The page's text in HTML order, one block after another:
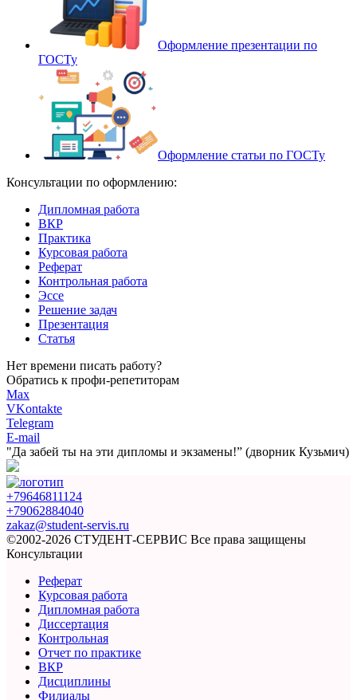
Оформление презентации по
ГОСТу
Оформление статьи по ГОСТу
Консультации по оформлению:
Дипломная работа
ВКР
Практика
Курсовая работа
Реферат
Контрольная работа
Эссе
Решение задач
Презентация
Статья
Нет времени писать работу?
Обратись к профи-репетиторам
Max
VKontakte
Telegram
E-mail
"Да забей ты на эти дипломы и экзамены!” (дворник Кузьмич)
+79646811124
+79062884040
zakaz@student-servis.ru
©2002-2026 СТУДЕНТ-СЕРВИС Все права защищены
Консультации
Реферат
Курсовая работа
Дипломная работа
Диссертация
Контрольная
Отчет по практике
ВКР
Дисциплины
Филиалы